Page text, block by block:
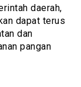
daerah,
dapat terus
dan
pangan